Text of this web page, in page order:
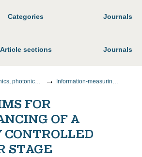
Categories Journals
Article sections Journals
Electronics, photonics, instrumentation and communications Information-measuring and control systems
FOR
OF A
CONTROLLED
STAGE